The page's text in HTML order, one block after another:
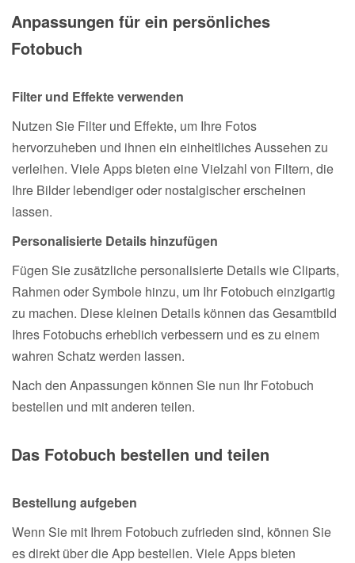
Anpassungen für ein persönliches
Fotobuch
Filter und Effekte verwenden
Nutzen Sie Filter und Effekte, um Ihre Fotos
hervorzuheben und ihnen ein einheitliches Aussehen zu
verleihen. Viele Apps bieten eine Vielzahl von Filtern, die
Ihre Bilder lebendiger oder nostalgischer erscheinen
lassen.
Personalisierte Details hinzufügen
Fügen Sie zusätzliche personalisierte Details wie Cliparts,
Rahmen oder Symbole hinzu, um Ihr Fotobuch einzigartig
zu machen. Diese kleinen Details können das Gesamtbild
Ihres Fotobuchs erheblich verbessern und es zu einem
wahren Schatz werden lassen.
Nach den Anpassungen können Sie nun Ihr Fotobuch
bestellen und mit anderen teilen.
Das Fotobuch bestellen und teilen
Bestellung aufgeben
Wenn Sie mit Ihrem Fotobuch zufrieden sind, können Sie
es direkt über die App bestellen. Viele Apps bieten